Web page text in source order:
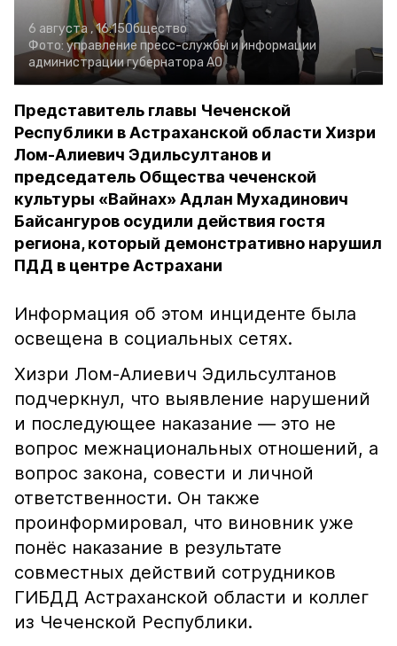
6 августа , 16:15Общество
Фото: управление пресс-службы и информации
администрации губернатора АО
Представитель главы Чеченской
Республики в Астраханской области Хизри
Лом-Алиевич Эдильсултанов и
председатель Общества чеченской
культуры «Вайнах» Адлан Мухадинович
Байсангуров осудили действия гостя
региона, который демонстративно нарушил
ПДД в центре Астрахани
Информация об этом инциденте была
освещена в социальных сетях.
Хизри Лом-Алиевич Эдильсултанов
подчеркнул, что выявление нарушений
и последующее наказание — это не
вопрос межнациональных отношений, а
вопрос закона, совести и личной
ответственности. Он также
проинформировал, что виновник уже
понёс наказание в результате
совместных действий сотрудников
ГИБДД Астраханской области и коллег
из Чеченской Республики.